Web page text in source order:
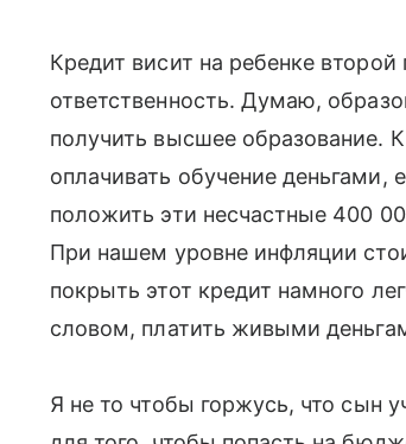
Кредит висит на ребенке
ответственность. Думаю,
получить высшее образование.
оплачивать обучение деньгами,
положить эти несчастные 400
При нашем уровне инфляции
покрыть этот кредит намного
словом, платить живыми
Я не то чтобы горжусь, что сын